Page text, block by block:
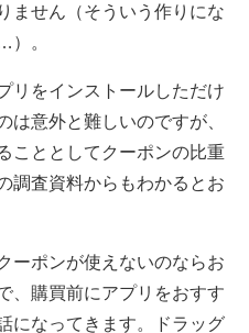
ません（そういう作りにな
）。
リをインストールしただけ
は意外と難しいのですが、
こととしてクーポンの比重
調査資料からもわかるとお
ーポンが使えないのならお
、購買前にアプリをおすす
になってきます。ドラッグ